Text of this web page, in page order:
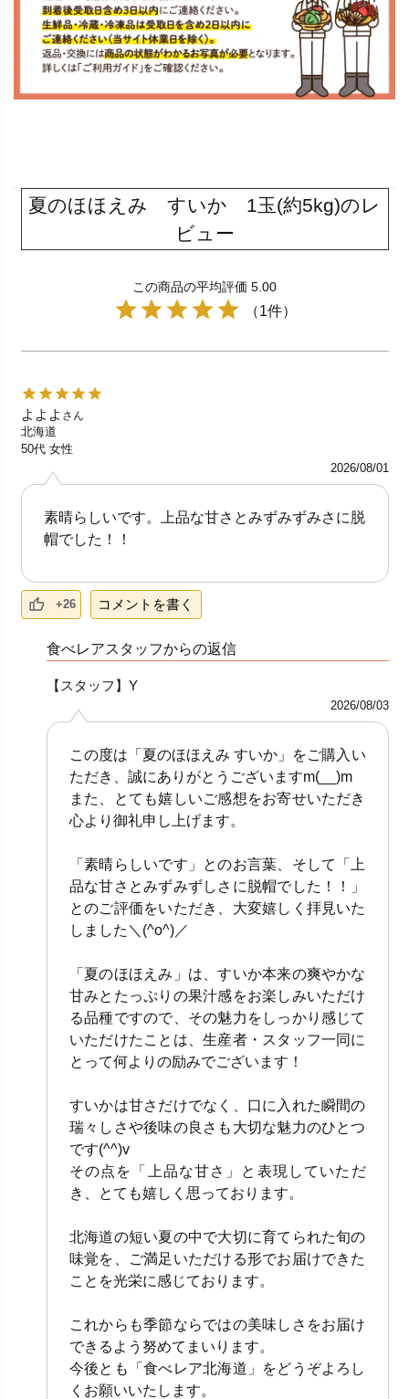
夏のほほえみ すいか 1玉(約5kg)のレ
ビュー
この商品の平均評価 5.00
（1件）
よよよ さん
北海道
50代 女性
2026/08/01
素晴らしいです。上品な甘さとみずみずみさに脱
帽でした！！
+26 コメントを書く
食べレアスタッフからの返信
【スタッフ】Y
2026/08/03
この度は「夏のほほえみ すいか」をご購入い
ただき、誠にありがとうございますm(__)m
また、とても嬉しいご感想をお寄せいただき
心より御礼申し上げます。
「素晴らしいです」とのお言葉、そして「上
品な甘さとみずみずしさに脱帽でした！！」
とのご評価をいただき、大変嬉しく拝見いた
しました＼(^o^)／
「夏のほほえみ」は、すいか本来の爽やかな
甘みとたっぷりの果汁感をお楽しみいただけ
る品種ですので、その魅力をしっかり感じて
いただけたことは、生産者・スタッフ一同に
とって何よりの励みでございます！
すいかは甘さだけでなく、口に入れた瞬間の
瑞々しさや後味の良さも大切な魅力のひとつ
です(^^)v
その点を「上品な甘さ」と表現していただ
き、とても嬉しく思っております。
北海道の短い夏の中で大切に育てられた旬の
味覚を、ご満足いただける形でお届けできた
ことを光栄に感じております。
これからも季節ならではの美味しさをお届け
できるよう努めてまいります。
今後とも「食べレア北海道」をどうぞよろし
くお願いいたします。